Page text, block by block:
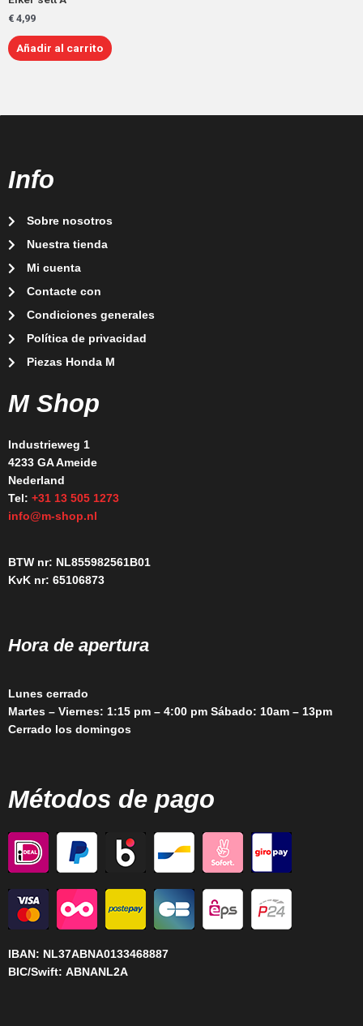
€ 4,99
Añadir al carrito
Info
Sobre nosotros
Nuestra tienda
Mi cuenta
Contacte con
Condiciones generales
Política de privacidad
Piezas Honda M
M Shop
Industrieweg 1
4233 GA Ameide
Nederland
Tel: +31 13 505 1273
info@m-shop.nl
BTW nr: NL855982561B01
KvK nr: 65106873
Hora de apertura
Lunes cerrado
Martes – Viernes: 1:15 pm – 4:00 pm Sábado: 10am – 13pm
Cerrado los domingos
Métodos de pago
IBAN: NL37ABNA0133468887
BIC/Swift: ABNANL2A